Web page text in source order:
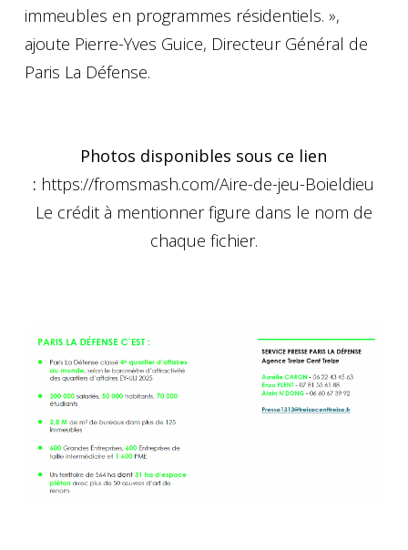
immeubles en programmes résidentiels. »,
ajoute Pierre-Yves Guice, Directeur Général de
Paris La Défense.
Photos disponibles sous ce lien
: https://fromsmash.com/Aire-de-jeu-Boieldieu
Le crédit à mentionner figure dans le nom de
chaque fichier.